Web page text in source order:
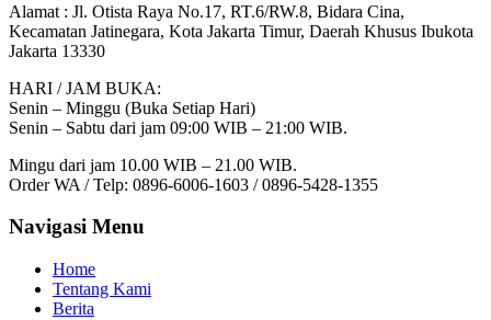
Alamat : Jl. Otista Raya No.17, RT.6/RW.8, Bidara Cina,
Kecamatan Jatinegara, Kota Jakarta Timur, Daerah Khusus Ibukota
Jakarta 13330
HARI / JAM BUKA:
Senin – Minggu (Buka Setiap Hari)
Senin – Sabtu dari jam 09:00 WIB – 21:00 WIB.
Mingu dari jam 10.00 WIB – 21.00 WIB.
Order WA / Telp: 0896-6006-1603 / 0896-5428-1355
Navigasi Menu
Home
Tentang Kami
Berita